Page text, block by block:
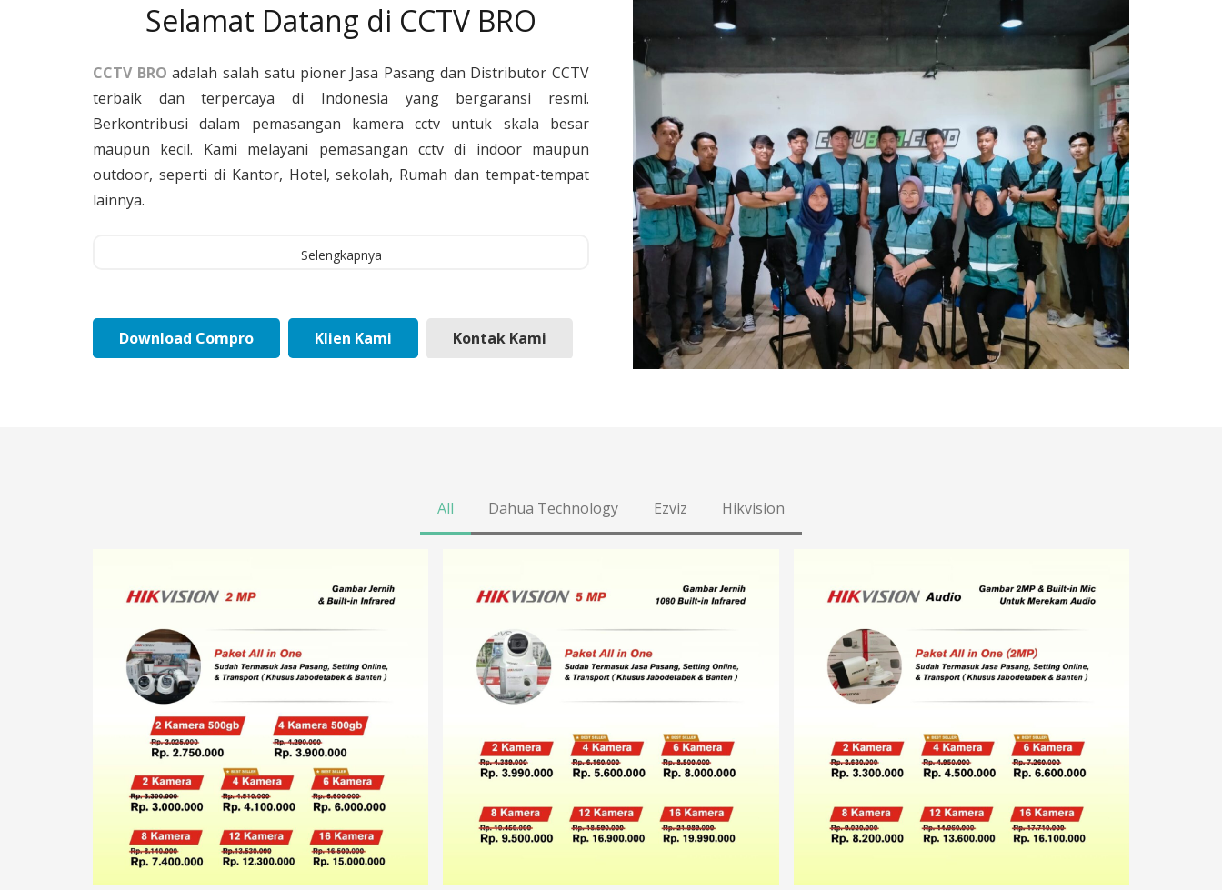
Selamat Datang di CCTV BRO
CCTV BRO adalah salah satu pioner Jasa Pasang dan Distributor CCTV
terbaik dan terpercaya di Indonesia yang bergaransi resmi.
Berkontribusi dalam pemasangan kamera cctv untuk skala besar
maupun kecil. Kami melayani pemasangan cctv di indoor maupun
outdoor, seperti di Kantor, Hotel, sekolah, Rumah dan tempat-tempat
lainnya.
Selengkapnya
Download Compro Klien Kami Kontak Kami
All Dahua Technology Ezviz Hikvision